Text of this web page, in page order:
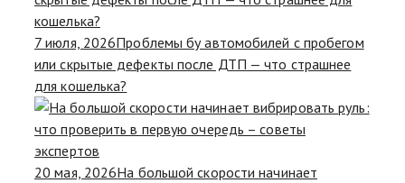
7 июля, 2026Проблемы бу автомобилей с пробегом
или скрытые дефекты после ДТП — что страшнее
для кошелька?
20 мая, 2026На большой скорости начинает